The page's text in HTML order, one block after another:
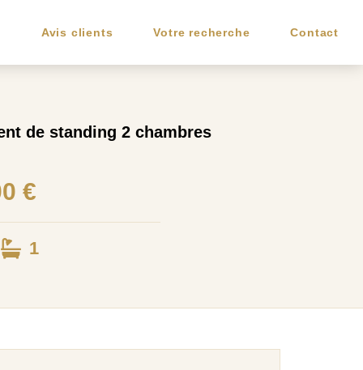
Avis clients Votre recherche Contact
de standing 2 chambres
€
1